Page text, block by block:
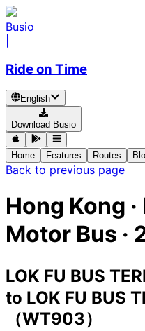
Busio
Ride on Time
English
Download Busio
Home Features Routes
Back to previous page
Hong Kong ·
Motor Bus ·
LOK FU BUS
to LOK FU BUS
（WT903）